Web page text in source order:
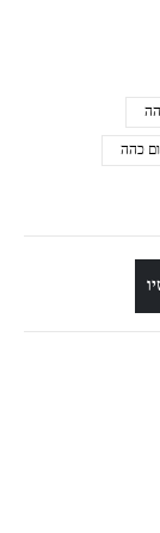
כהה